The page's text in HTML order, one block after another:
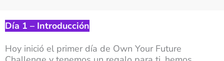
Día 1 – Introducción
Hoy inició el primer día de Own Your Future